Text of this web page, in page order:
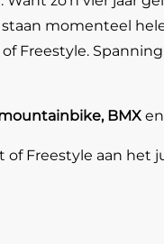
momenteel
Freestyle.
BMX en
Freestyle aan het